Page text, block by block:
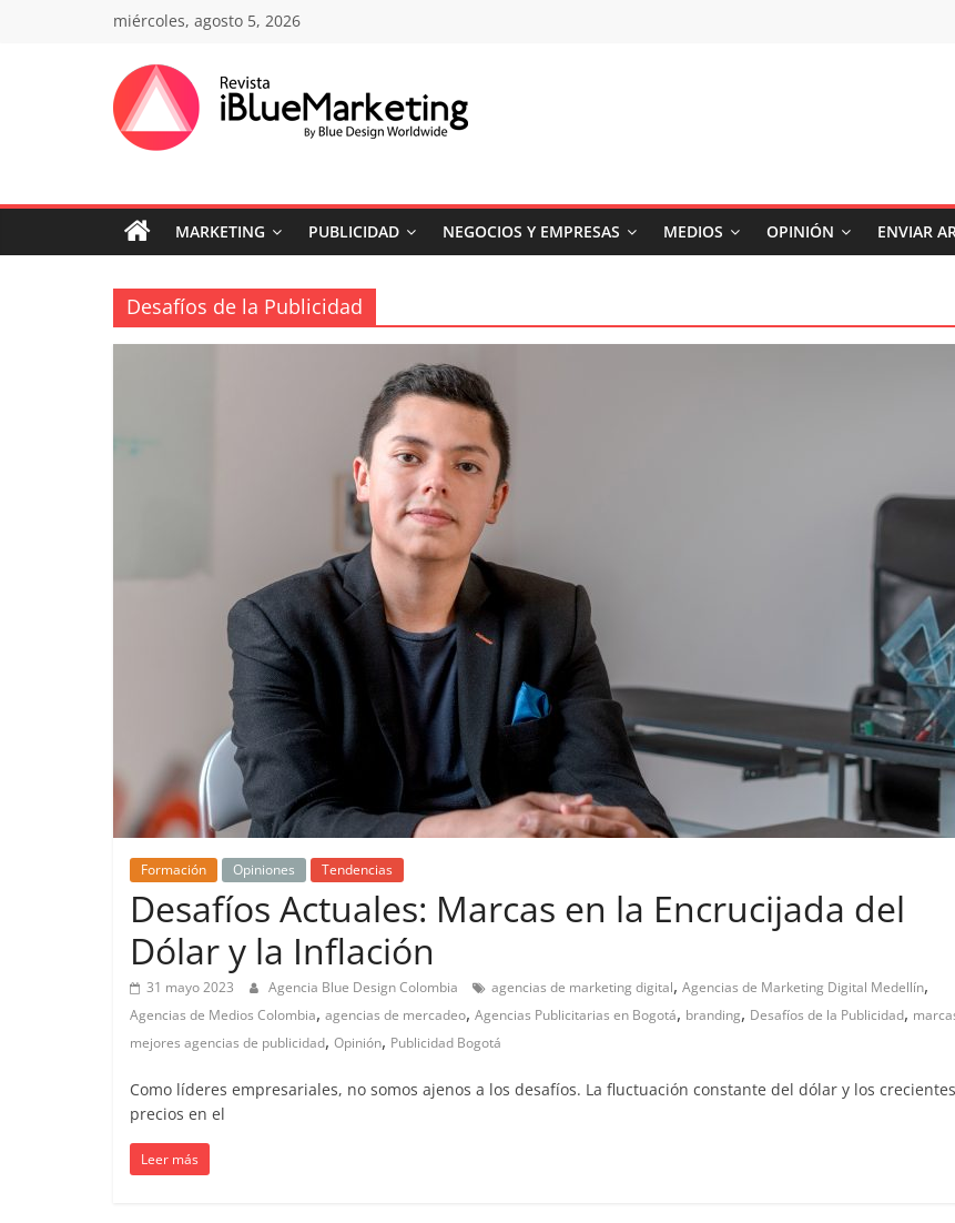
miércoles, agosto 5, 2026
Revista
iBlue
Marketing
Colombia
Revistas
Marketing
Colombia
Revistas
de
Publicidad
en
Colombia
|
Magazine
MARKETING PUBLICIDAD NEGOCIOS Y EMPRESAS MEDIOS OPINIÓN ENVIAR
Desafíos de la Publicidad
Formación Opiniones Tendencias
Desafíos Actuales: Marcas en la Encrucijada del
Dólar y la Inflación
31 mayo 2023 Agencia Blue Design Colombia agencias de marketing digital, Agencias de Marketing Digital Medellín,
Agencias de Medios Colombia, agencias de mercadeo, Agencias Publicitarias en Bogotá, branding, Desafíos de la Publicidad,
mejores agencias de publicidad, Opinión, Publicidad Bogotá
Como líderes empresariales, no somos ajenos a los desafíos. La fluctuación constante del dólar y los crecientes
precios en el
Leer más